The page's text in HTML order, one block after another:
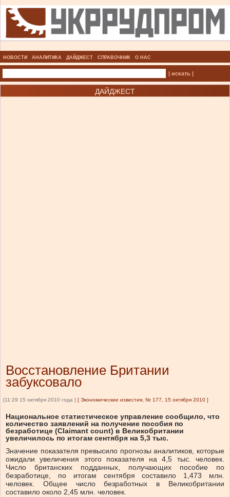
НОВОСТИ АНАЛИТИКА ДАЙДЖЕСТ СПРАВОЧНИК О НАС
| искать |
ДАЙДЖЕСТ
Восстановление Британии
забуксовало
[11:29 15 октября 2010 года ] [ Экономические известия, № 177, 15 октября 2010 ]
Национальное статистическое управление сообщило, что
количество заявлений на получение пособия по
безработице (Claimant count) в Великобритании
увеличилось по итогам сентября на 5,3 тыс.
Значение показателя превысило прогнозы аналитиков, которые
ожидали увеличения этого показателя на 4,5 тыс. человек.
Число британских подданных, получающих пособие по
безработице, по итогам сентября составило 1,473 млн.
человек. Общее число безработных в Великобритании
составило около 2,45 млн. человек.